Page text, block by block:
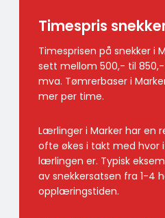
Timespris
Timesprisen på snekker i
sett mellom 500,- til
mva. Tømrerbaser i
mer per time.
Lærlinger i Marker har en
ofte økes i takt med hvor
lærlingen er. Typisk
av snekkersatsen fra 1-4
opplæringstiden.